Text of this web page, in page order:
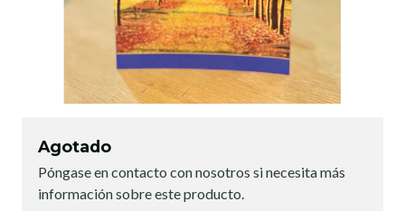
Agotado
Póngase en contacto con nosotros si necesita más
información sobre este producto.